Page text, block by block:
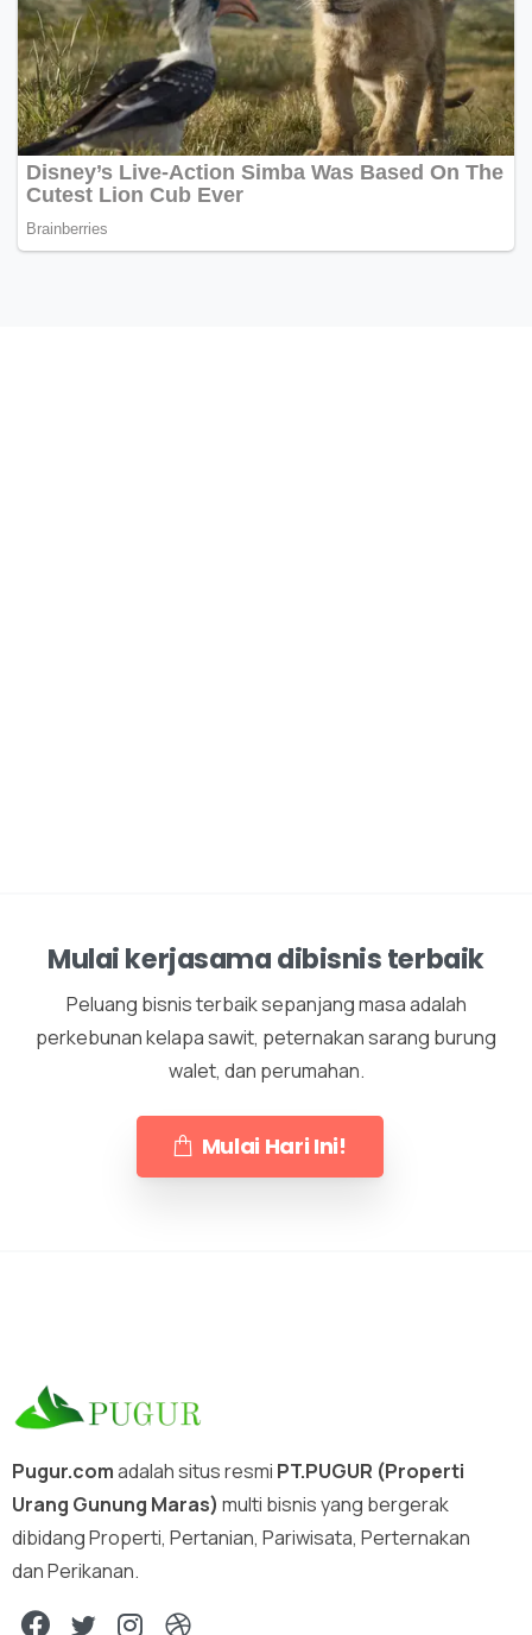
Mulai kerjasama dibisnis terbaik
Peluang bisnis terbaik sepanjang masa adalah
perkebunan kelapa sawit, peternakan sarang burung
walet, dan perumahan.
Mulai Hari Ini!
Pugur.comadalah situs resmi PT.PUGUR (Properti
Urang Gunung Maras) multi bisnis yang bergerak
dibidang Properti, Pertanian, Pariwisata, Perternakan
dan Perikanan.